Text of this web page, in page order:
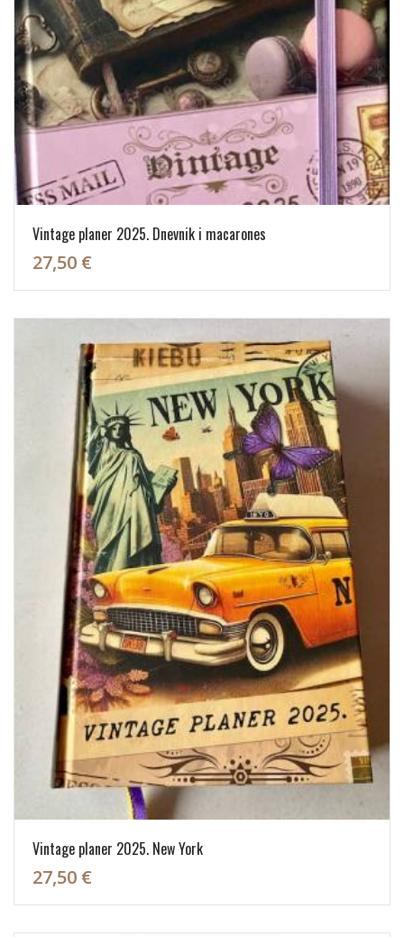
Vintage planer 2025. Dnevnik i macarones
27,50 €
Vintage planer 2025. New York
27,50 €